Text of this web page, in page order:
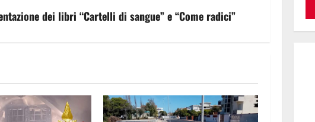
dei libri “Cartelli di sangue” e “Come radici”